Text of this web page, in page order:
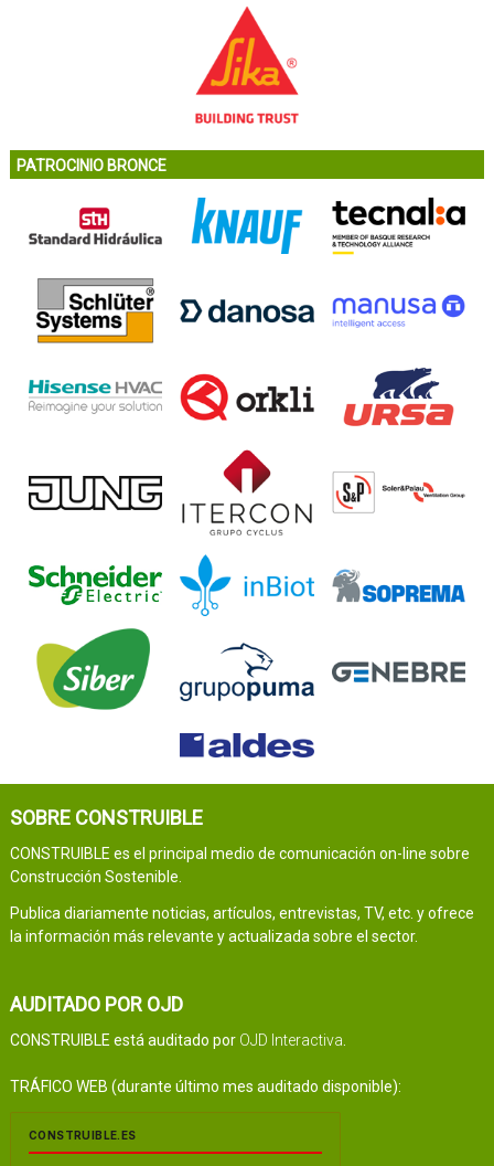
PATROCINIO BRONCE
SOBRE CONSTRUIBLE
CONSTRUIBLE es el principal medio de comunicación on-line sobre
Construcción Sostenible.
Publica diariamente noticias, artículos, entrevistas, TV, etc. y ofrece
la información más relevante y actualizada sobre el sector.
AUDITADO POR OJD
CONSTRUIBLE está auditado por OJD Interactiva
TRÁFICO WEB (durante último mes auditado disponible):